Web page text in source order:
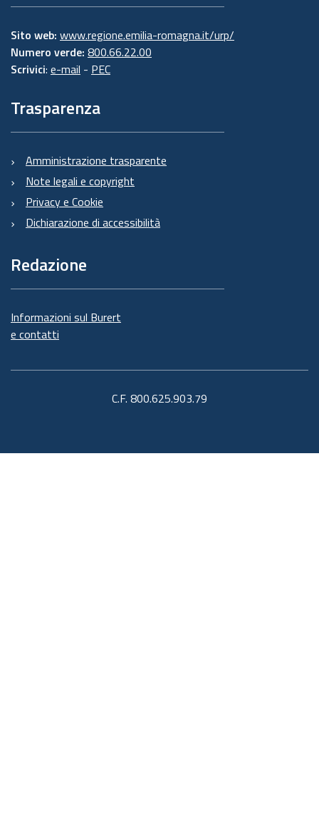
Sito web: www.regione.emilia-romagna.it/urp/
Numero verde: 800.66.22.00
Scrivici: e-mail - PEC
Trasparenza
Amministrazione trasparente
Note legali e copyright
Privacy e Cookie
Dichiarazione di accessibilità
Redazione
Informazioni sul Burert
e contatti
C.F. 800.625.903.79